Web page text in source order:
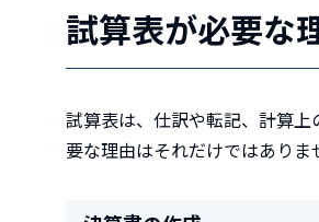
試算表が必要な
試算表は、仕訳や転記、計算
要な理由はそれだけではありま